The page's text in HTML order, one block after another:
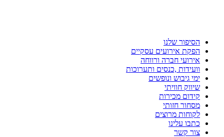
הסיפור שלנו
הפקת אירועים עסקיים
אירועי חברה ורווחה
וועידות ,כנסים ותערוכות
ימי גיבוש ונופשים
שיווק חוויתי
קידום מכירות
מסחור חזותי
לקוחות מרוצים
כתבו עלינו
צור קשר